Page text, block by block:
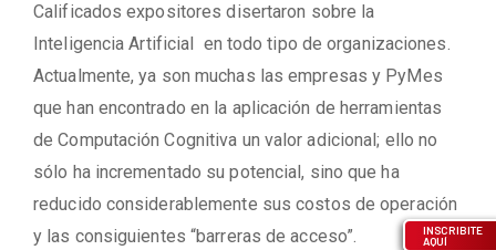
Calificados expositores disertaron sobre la
Inteligencia Artificial en todo tipo de organizaciones.
Actualmente, ya son muchas las empresas y PyMes
que han encontrado en la aplicación de herramientas
de Computación Cognitiva un valor adicional; ello no
sólo ha incrementado su potencial, sino que ha
reducido considerablemente sus costos de operación
y las consiguientes “barreras de acceso”.
INSCRIBITE
AQUÍ